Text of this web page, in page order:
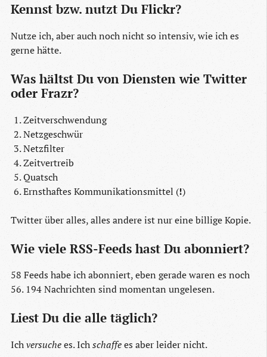
Kennst bzw. nutzt Du Flickr?
Nutze ich, aber auch noch nicht so intensiv, wie ich es
gerne hätte.
Was hältst Du von Diensten wie Twitter
oder Frazr?
Zeitverschwendung
Netzgeschwür
Netzfilter
Zeitvertreib
Quatsch
Ernsthaftes Kommunikationsmittel (!)
Twitter über alles, alles andere ist nur eine billige Kopie.
Wie viele RSS-Feeds hast Du abonniert?
58 Feeds habe ich abonniert, eben gerade waren es noch
56. 194 Nachrichten sind momentan ungelesen.
Liest Du die alle täglich?
Ichversuchees. Ichschaffees aber leider nicht.